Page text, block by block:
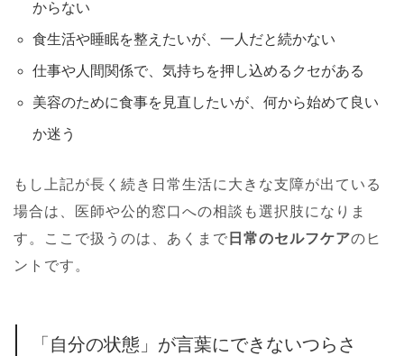
からない
食生活や睡眠を整えたいが、一人だと続かない
仕事や人間関係で、気持ちを押し込めるクセがある
美容のために食事を見直したいが、何から始めて良い
か迷う
もし上記が長く続き日常生活に大きな支障が出ている
場合は、医師や公的窓口への相談も選択肢になりま
す。ここで扱うのは、あくまで 日常のセルフケアのヒ
ントです。
「自分の状態」が言葉にできないつらさ